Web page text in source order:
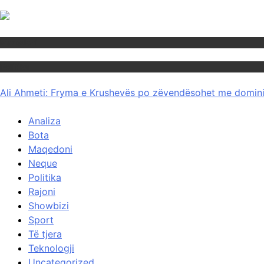
Ali Ahmeti: Fryma e Krushevës po zëvendësohet me
Analiza
Bota
Maqedoni
Neque
Politika
Rajoni
Showbizi
Sport
Të tjera
Teknologji